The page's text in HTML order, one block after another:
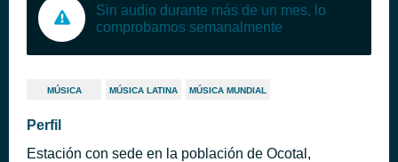
Sin audio durante más de un mes, lo
comprobamos semanalmente
MÚSICA MÚSICA LATINA MÚSICA MUNDIAL
Perfil
Estación con sede en la población de Ocotal,